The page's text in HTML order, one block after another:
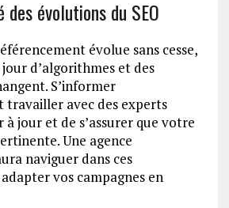
évolutions du SEO
évolue sans cesse,
jour d’algorithmes et des
S’informer
travailler avec des experts
jour et de s’assurer que votre
Une agence
naviguer dans ces
vos campagnes en